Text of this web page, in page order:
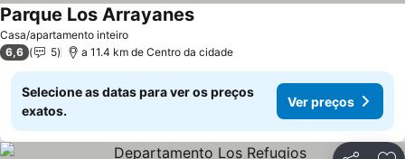
Casa/apartamento inteiro
Parque Los Arrayanes
6,6 5 a 11.4 km de Centro da cidade
Selecione as datas para ver os preços
exatos.
Ver preços